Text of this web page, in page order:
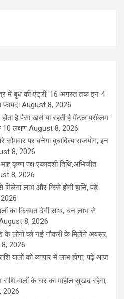
में बुध की एंट्री, 16 अगस्त तक इन 4
फायदा August 8, 2026
है पैसा खर्च या रहती है मेंटल प्रॉब्लम
लक्षण August 8, 2026
पर बनेगा बुधादित्य राजयोग, इन
8, 2026
कृष्ण पक्ष एकादशी तिथि,अभिजीत
8, 2026
लाभ और किसे होगी हानि, पढ़ें
का किस्मत देगी साथ, धन लाभ से
8, 2026
के लोगों को नई नौकरी के मिलेंगे अवसर,
2026
वालों को व्यापार में लाभ होगा, पढ़ें आज
वालों के घर का माहौल सुखद रहेगा,
2026